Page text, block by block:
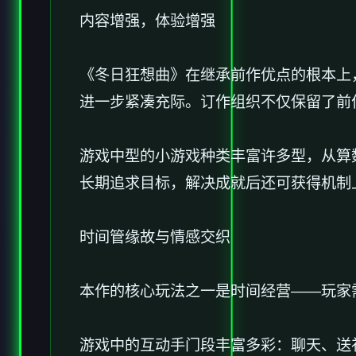
内容增强，体验增强
《冬日狂想曲》在继承前作优点的根本
进一步紧凑充际。订作组织不仅保留了
游戏中型的小游戏种类丰富许多型，从
长期追求目标，解决成就后还可获得机
时间管缘故与情感交织
本作的核心玩法之一是时间经营——玩家
游戏中的​​互动手门段丰富多彩​​：聊天、